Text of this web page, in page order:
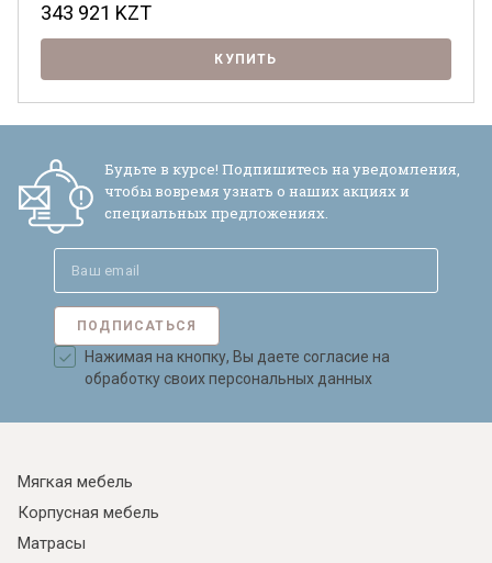
343 921 KZT
КУПИТЬ
Будьте в курсе! Подпишитесь на уведомления,
чтобы вовремя узнать о наших акциях и
специальных предложениях.
ПОДПИСАТЬСЯ
Нажимая на кнопку, Вы даете согласие на
обработку своих персональных данных
Мягкая мебель
Корпусная мебель
Матрасы